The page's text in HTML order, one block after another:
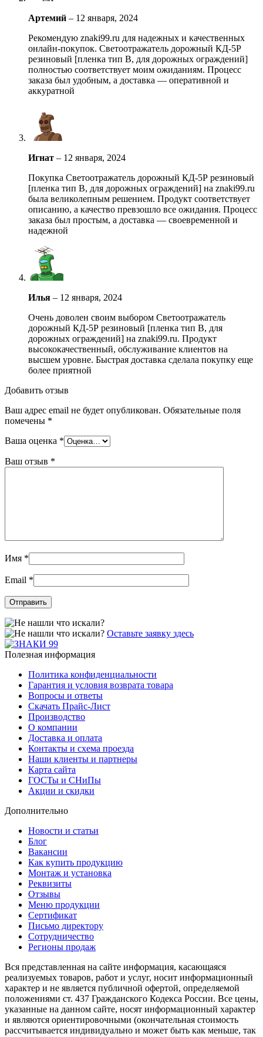
Артемий – 12 января, 2024
Рекомендую znaki99.ru для надежных и качественных
онлайн-покупок. Светоотражатель дорожный КД-5Р
резиновый [пленка тип В, для дорожных ограждений]
полностью соответствует моим ожиданиям. Процесс
заказа был удобным, а доставка — оперативной и
аккуратной
Игнат – 12 января, 2024
Покупка Светоотражатель дорожный КД-5Р резиновый
[пленка тип В, для дорожных ограждений] на znaki99.ru
была великолепным решением. Продукт соответствует
описанию, а качество превзошло все ожидания. Процесс
заказа был простым, а доставка — своевременной и
надежной
Илья – 12 января, 2024
Очень доволен своим выбором Светоотражатель
дорожный КД-5Р резиновый [пленка тип В, для
дорожных ограждений] на znaki99.ru. Продукт
высококачественный, обслуживание клиентов на
высшем уровне. Быстрая доставка сделала покупку еще
более приятной
Добавить отзыв
Ваш адрес email не будет опубликован. Обязательные поля
помечены *
Ваша оценка *
Ваш отзыв *
Имя *
Email *
Оставьте заявку здесь
Полезная информация
Политика конфиденциальности
Гарантия и условия возврата товара
Вопросы и ответы
Скачать Прайс-Лист
Производство
О компании
Доставка и оплата
Контакты и схема проезда
Наши клиенты и партнеры
Карта сайта
ГОСТы и СНиПы
Акции и скидки
Дополнительно
Новости и статьи
Блог
Вакансии
Как купить продукцию
Монтаж и установка
Реквизиты
Отзывы
Меню продукции
Сертификат
Письмо директору
Сотрудничество
Регионы продаж
Вся представленная на сайте информация, касающаяся
реализуемых товаров, работ и услуг, носит информационный
характер и не является публичной офертой, определяемой
положениями ст. 437 Гражданского Кодекса России. Все цены,
указанные на данном сайте, носят информационный характер
и являются ориентировочными (окончательная стоимость
рассчитывается индивидуально и может быть как меньше, так